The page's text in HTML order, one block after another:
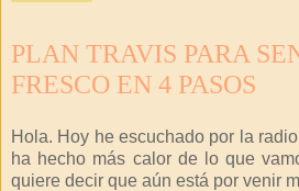
PLAN TRAVIS PARA
FRESCO EN 4 PASOS
Hola. Hoy he escuchado por la
ha hecho más calor de lo que
quiere decir que aún está por venir